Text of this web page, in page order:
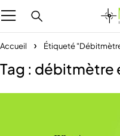
Accueil Étiqueté
Tag :